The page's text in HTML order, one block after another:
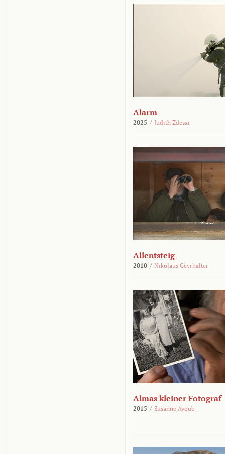
Alarm
2025 / Judith Zdesar
Allentsteig
2010 / Nikolaus Geyrhalter
Almas kleiner Fotograf
2015 / Susanne Ayoub